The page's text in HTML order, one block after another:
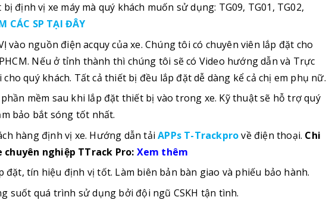
định vị xe máy mà quý khách muốn sử dụng: TG09, TG01, TG02,
CÁC SP TẠI ĐÂY
vào nguồn điện acquy của xe. Chúng tôi có chuyên viên lắp đặt cho
Nếu ở tỉnh thành thì chúng tôi sẽ có Video hướng dẫn và Trực
quý khách. Tất cả thiết bị đều lắp đặt dễ dàng kể cả chị em phụ nữ.
mềm sau khi lắp đặt thiết bị vào trong xe. Kỹ thuật sẽ hỗ trợ quý
bảo bắt sóng tốt nhất.
hàng định vị xe. Hướng dẫn tảiAPPs T-Trackprovề điện thoại. Chi
nghiệp TTrack Pro: Xem thêm
đặt, tín hiệu định vị tốt. Làm biên bản bàn giao và phiếu bảo hành.
suốt quá trình sử dụng bởi đội ngũ CSKH tận tình.